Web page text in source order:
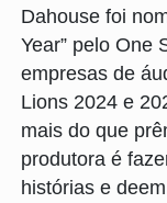
Dahouse foi
Year” pelo One
empresas de
Lions 2024 e
mais do que
produtora é
histórias e